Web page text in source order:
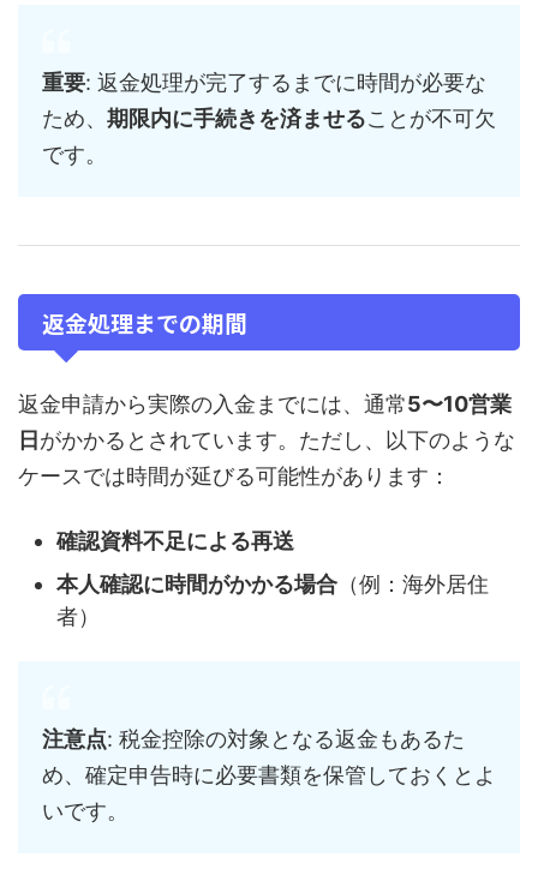
重要: 返金処理が完了するまでに時間が必要な
ため、 期限内に手続きを済ませることが不可欠
です。
返金処理までの期間
返金申請から実際の入金までには、通常5〜10営業
日 がかかるとされています。ただし、以下のような
ケースでは時間が延びる可能性があります：
確認資料不足による再送
本人確認に時間がかかる場合 （例：海外居住
者）
注意点: 税金控除の対象となる返金もあるた
め、確定申告時に必要書類を保管しておくとよ
いです。